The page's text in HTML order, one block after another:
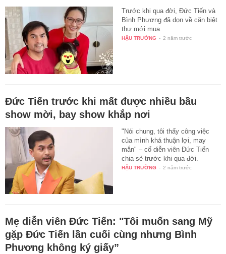
Trước khi qua đời, Đức Tiến và
Bình Phương đã dọn về căn biệt
thự mới mua.
HẬU TRƯỜNG - 2 năm trước
Đức Tiến trước khi mất được nhiều bầu
show mời, bay show khắp nơi
"Nói chung, tôi thấy công việc
của mình khá thuận lợi, may
mắn" – cố diễn viên Đức Tiến
chia sẻ trước khi qua đời.
HẬU TRƯỜNG - 2 năm trước
Mẹ diễn viên Đức Tiến: "Tôi muốn sang Mỹ
gặp Đức Tiến lần cuối cùng nhưng Bình
Phương không ký giấy”